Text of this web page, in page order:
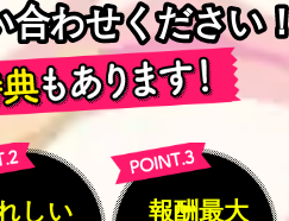
合わせください
合わせください
しい 報酬最大